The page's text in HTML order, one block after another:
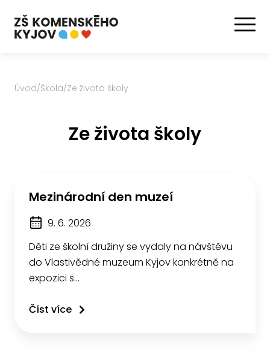
Úvod/Škola/Ze života školy
Ze života školy
Mezinárodní den muzeí
9. 6. 2026
Děti ze školní družiny se vydaly na návštěvu
do Vlastivědné muzeum Kyjov konkrétně na
expozici s…
Číst více